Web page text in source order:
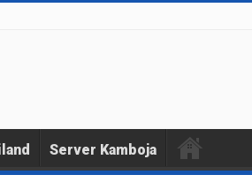
Server Kamboja